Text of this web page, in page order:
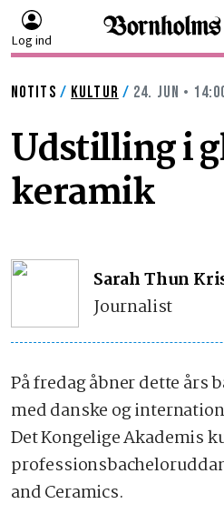
Log ind
NOTITS / KULTUR / 24. JUN •
Udstilling i
keramik
Sarah Thun
Journalist
På fredag åbner dette års
med danske og
Det Kongelige Akademis
and Ceramics.